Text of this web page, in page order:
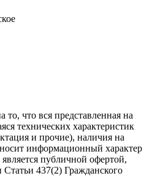
что вся представленная на
технических характеристик
и прочие), наличия на
информационный характер
публичной офертой,
437(2) Гражданского